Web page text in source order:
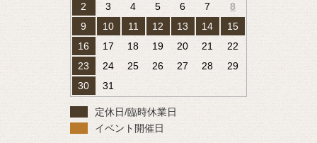
2
3 4 5 6 7
8
9
10 11 12 13 14
15
16
17 18 19 20 21
22
23
24 25 26 27 28
29
30
31
定休日/臨時休業日
イベント開催日